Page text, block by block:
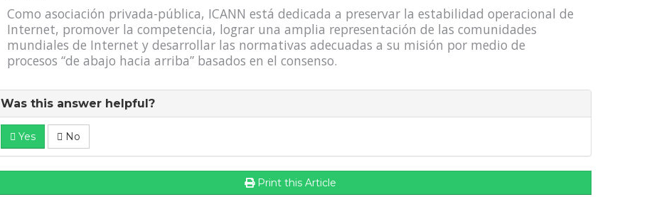
Como asociación privada-pública, ICANN está dedicada a preservar la estabilidad operacional de
Internet, promover la competencia, lograr una amplia representación de las comunidades
mundiales de Internet y desarrollar las normativas adecuadas a su misión por medio de
procesos “de abajo hacia arriba” basados en el consenso.
Was this answer helpful?
Yes No
Print this Article